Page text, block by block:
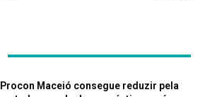
Procon Maceió consegue reduzir pela